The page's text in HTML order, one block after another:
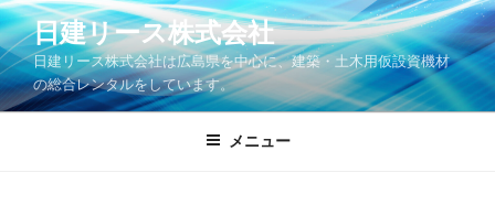
コ
ン
テ
ン
ツ
日建リース株式会社
日建リース株式会社は広島県を中心に、建築・土木用仮設資機材
の総合レンタルをしています。
メニュー